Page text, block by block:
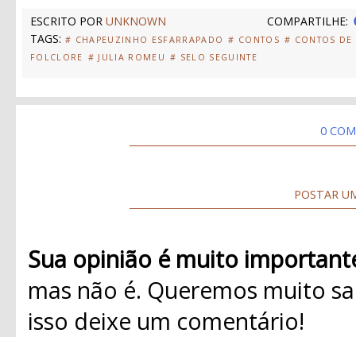
ESCRITO POR UNKNOWN
COMPARTILHE:
TAGS: # CHAPEUZINHO ESFARRAPADO # CONTOS # CONTOS DE
FOLCLORE # JULIA ROMEU # SELO SEGUINTE
0
POSTAR
Sua opinião é muito
mas não é. Queremos muito
isso deixe um comentário!